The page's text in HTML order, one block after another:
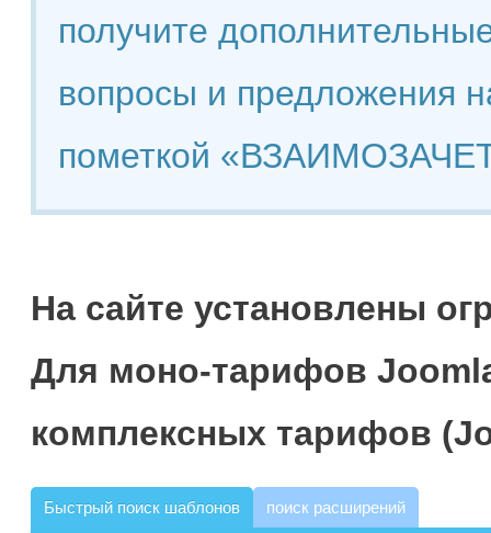
получите
вопросы и предложения
пометкой
На сайте установлены
Для моно-тарифов
комплексных тарифов
Быстрый поиск шаблонов поиск расширений